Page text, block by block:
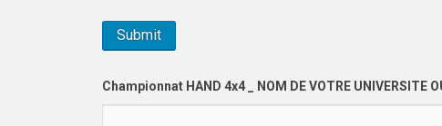
Championnat HAND 4x4 _ NOM DE VOTRE UNIVERSITE